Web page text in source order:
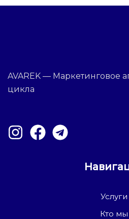
AVAREK — Маркетинговое
цикла
Услуги
Кто мы